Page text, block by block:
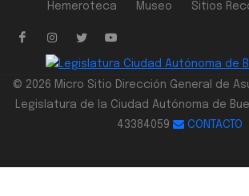
Hemeroteca
Museo Sitios
© 2026 Micro Sitio Dirección General de
Legislatura de la Ciudad Autónoma de
43384059
CONTACTO